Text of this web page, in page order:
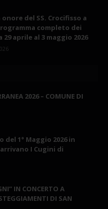
del SS. Crocifisso a
completo dei
aprile al 3 maggio 2026
2026 – COMUNE DI
1° Maggio 2026 in
I Cugini di
IN CONCERTO A
DI SAN